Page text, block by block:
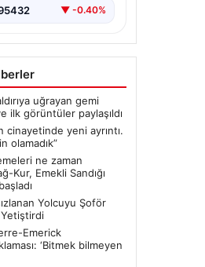
▼ -0.40%
uğrayan gemi
ilk görüntüler paylaşıldı
cinayetinde yeni ayrıntı.
olamadık”
ne zaman
Kur, Emekli Sandığı
Yolcuyu Şoför
Yetiştirdi
Emerick
‘Bitmek bilmeyen